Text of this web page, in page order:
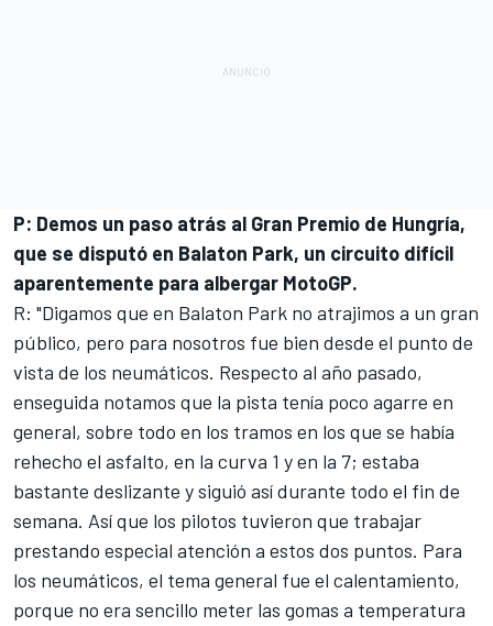
P: Demos un paso atrás al Gran Premio de Hungría,
que se disputó en Balaton Park, un circuito difícil
aparentemente para albergar MotoGP.
R: "Digamos que en Balaton Park no atrajimos a un gran
público, pero para nosotros fue bien desde el punto de
vista de los neumáticos. Respecto al año pasado,
enseguida notamos que la pista tenía poco agarre en
general, sobre todo en los tramos en los que se había
rehecho el asfalto, en la curva 1 y en la 7; estaba
bastante deslizante y siguió así durante todo el fin de
semana. Así que los pilotos tuvieron que trabajar
prestando especial atención a estos dos puntos. Para
los neumáticos, el tema general fue el calentamiento,
porque no era sencillo meter las gomas a temperatura